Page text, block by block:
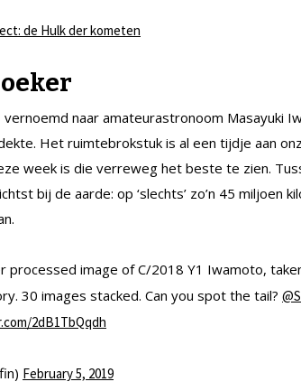
de Hulk der kometen
naar amateurastronoom Masayuki
Het ruimtebrokstuk is al een tijdje aan
week is die verreweg het beste te zien.
bij de aarde: op ‘slechts’ zo’n 45 miljoen
processed image of C/2018 Y1 Iwamoto,
30 images stacked. Can you spot the tail?
2dB1TbQqdh
February 5, 2019